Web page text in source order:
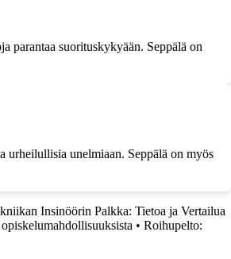
parantaa suorituskykyään. Seppälä on
urheilullisia unelmiaan. Seppälä on myös
Insinöörin Palkka: Tietoa ja Vertailua
• Roihupelto: